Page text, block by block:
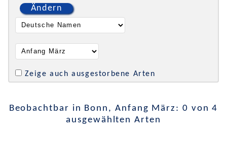
Ändern
Zeige auch ausgestorbene Arten
Beobachtbar in Bonn, Anfang März: 0 von 4
ausgewählten Arten